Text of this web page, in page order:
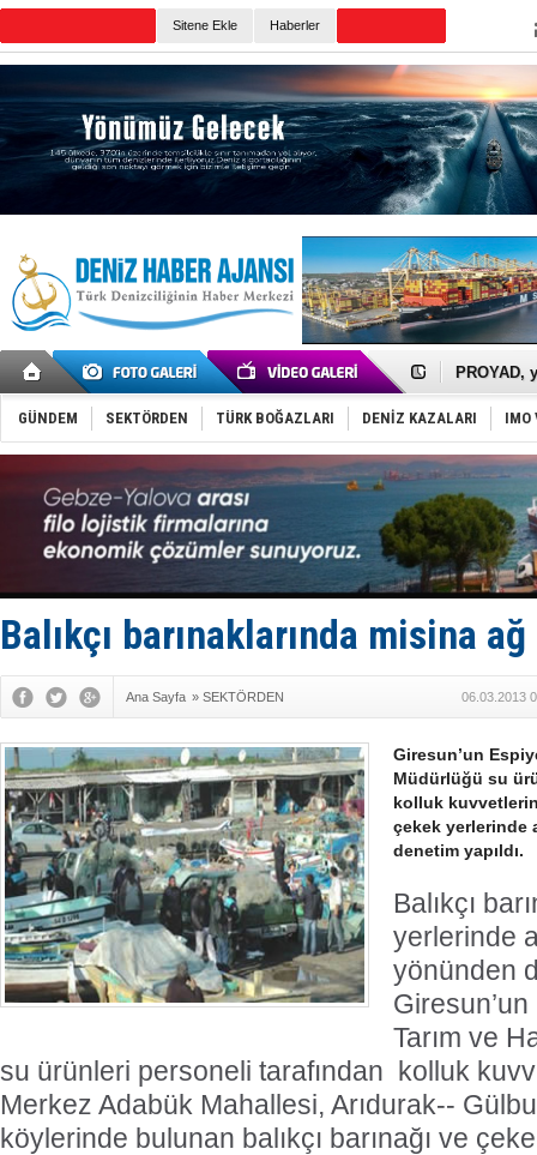
Sitene Ekle Haberler
İTU AUV,
PROYAD,
Türkiye-
Türk
Deniz
DÖDER,
Fairline,
Baltık
Runit
Limana
Türk
Hüseyin
Med
GÜNDEM SEKTÖRDEN TÜRK BOĞAZLARI DENİZ KAZALARI IMO
Balıkçı barınaklarında misina
Ana Sayfa » SEKTÖRDEN 06.03.2013
Giresun’un
Müdürlüğü su
kolluk
çekek yerlerinde
denetim yapıldı.
Balıkçı
yerlerinde
yönünden
Tarım ve
su ürünleri personeli tarafından kolluk
Merkez Adabük Mahallesi, Arıdurak--
köylerinde bulunan balıkçı barınağı ve